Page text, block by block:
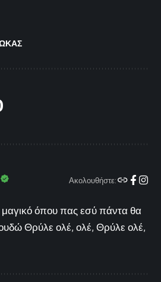
Ακολουθήστε:
μαγικό όπου πας εσύ πάντα θα
Θρύλε ολέ, ολέ, Θρύλε ολέ,